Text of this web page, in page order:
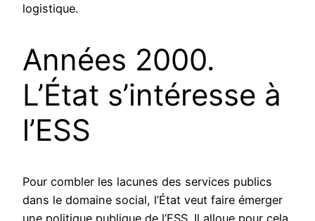
logistique.
Années 2000.
L’État s’inté­resse à
l’ESS
Pour combler les lacunes des services publics
dans le domaine social, l’État veut faire émerger
une politique publique de l’ESS. Il alloue pour cela